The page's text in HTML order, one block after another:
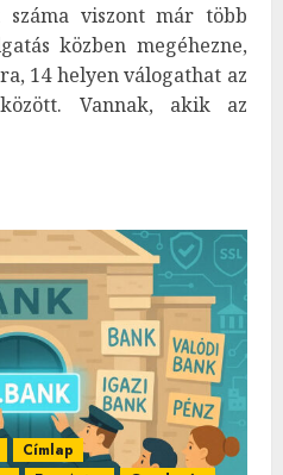
viszont már több
közben megéhezne,
14 helyen válogathat az
Vannak, akik az
Címlap